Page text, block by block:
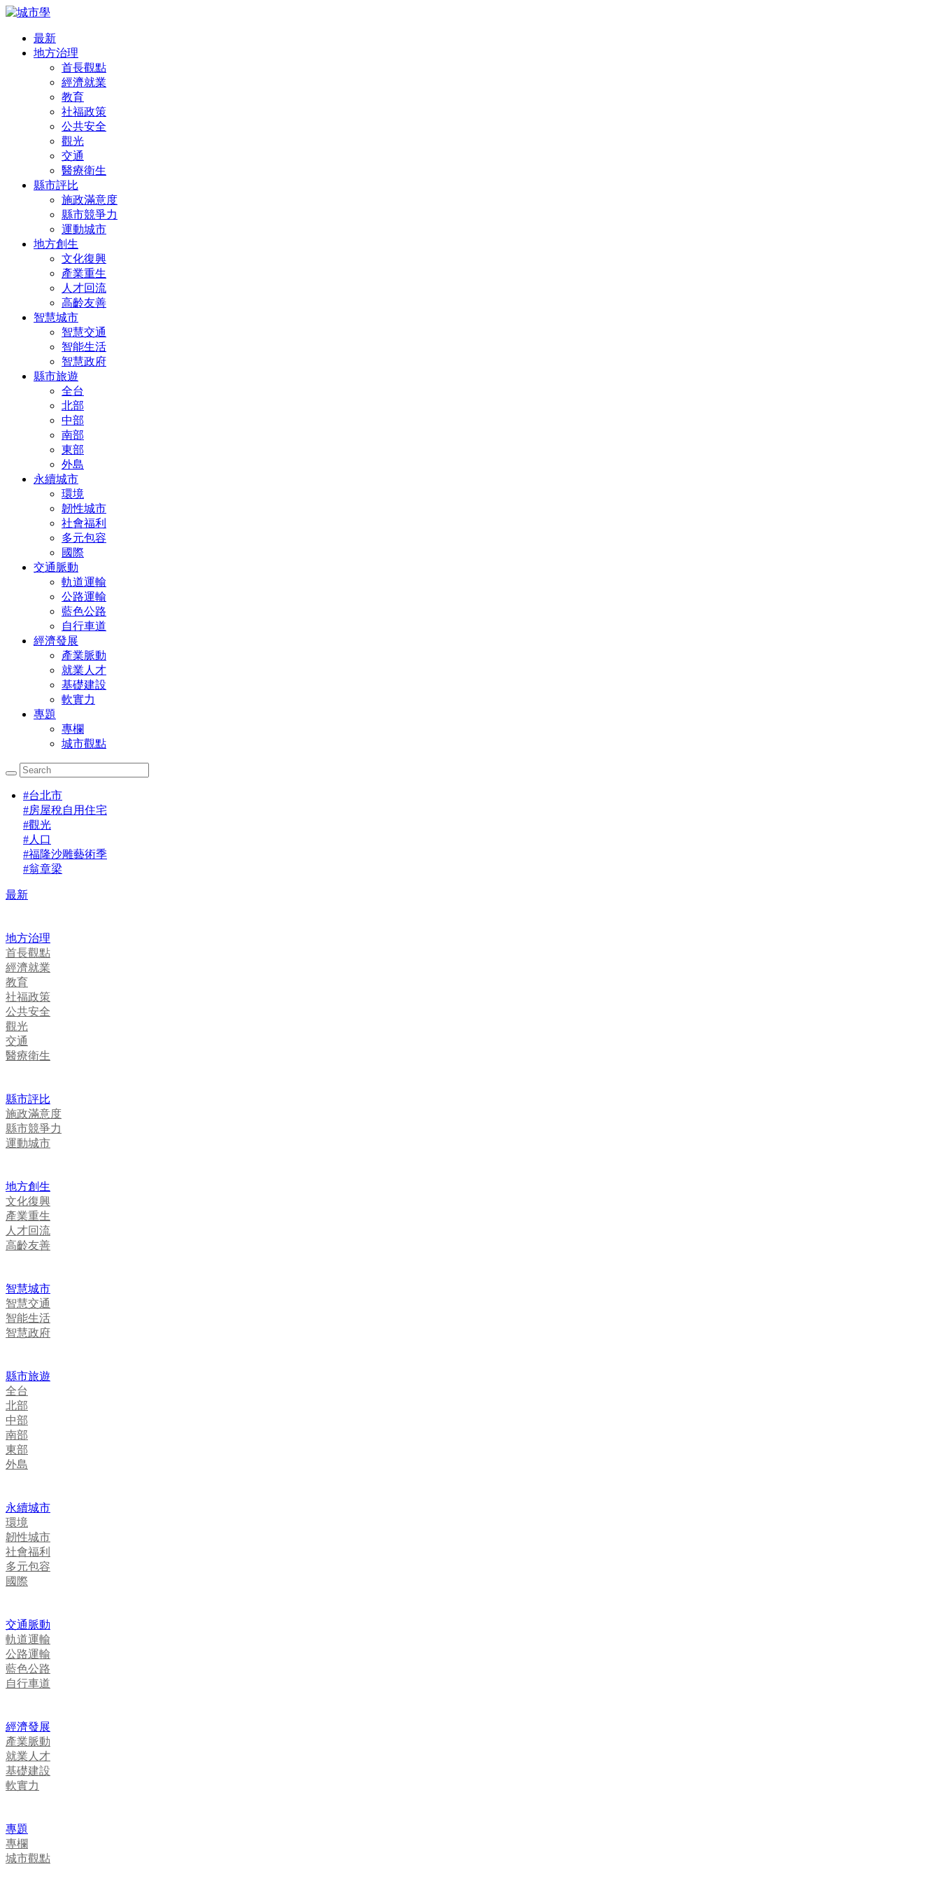
最新
地方治理
首長觀點
經濟就業
教育
社福政策
公共安全
觀光
交通
醫療衛生
縣市評比
施政滿意度
縣市競爭力
運動城市
地方創生
文化復興
產業重生
人才回流
高齡友善
智慧城市
智慧交通
智能生活
智慧政府
縣市旅遊
全台
北部
中部
南部
東部
外島
永續城市
環境
韌性城市
社會福利
多元包容
國際
交通脈動
軌道運輸
公路運輸
藍色公路
自行車道
經濟發展
產業脈動
就業人才
基礎建設
軟實力
專題
專欄
城市觀點
#台北市
#房屋稅自用住宅
#觀光
#人口
#福隆沙雕藝術季
#翁章梁
最新
地方治理
首長觀點
經濟就業
教育
社福政策
公共安全
觀光
交通
醫療衛生
縣市評比
施政滿意度
縣市競爭力
運動城市
地方創生
文化復興
產業重生
人才回流
高齡友善
智慧城市
智慧交通
智能生活
智慧政府
縣市旅遊
全台
北部
中部
南部
東部
外島
永續城市
環境
韌性城市
社會福利
多元包容
國際
交通脈動
軌道運輸
公路運輸
藍色公路
自行車道
經濟發展
產業脈動
就業人才
基礎建設
軟實力
專題
專欄
城市觀點